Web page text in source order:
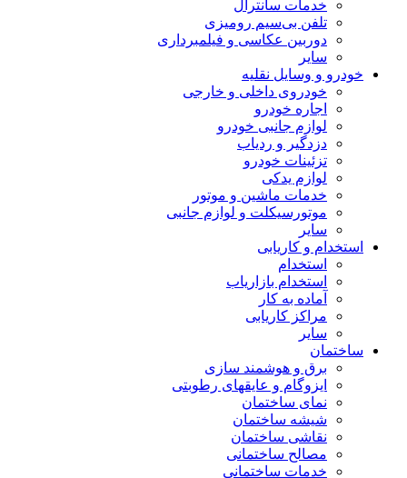
خدمات سانترال
تلفن بی‌سیم رومیزی
دوربین عکاسی و فیلمبرداری
سایر
خودرو و وسایل نقلیه
خودروی داخلی و خارجی
اجاره خودرو
لوازم جانبی خودرو
دزدگیر و ردیاب
تزئینات خودرو
لوازم یدکی
خدمات ماشین و موتور
موتورسیکلت و لوازم جانبی
سایر
استخدام و کاریابی
استخدام
استخدام بازاریاب
آماده به کار
مراکز کاریابی
سایر
ساختمان
برق و هوشمند سازی
ایزوگام و عایقهای رطوبتی
نمای ساختمان
شیشه ساختمان
نقاشی ساختمان
مصالح ساختمانی
خدمات ساختمانی